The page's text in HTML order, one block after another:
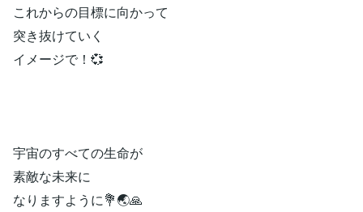
これからの目標に向かって
突き抜けていく
イメージで！💞
宇宙のすべての生命が
素敵な未来に
なりますように💐🌏🙏